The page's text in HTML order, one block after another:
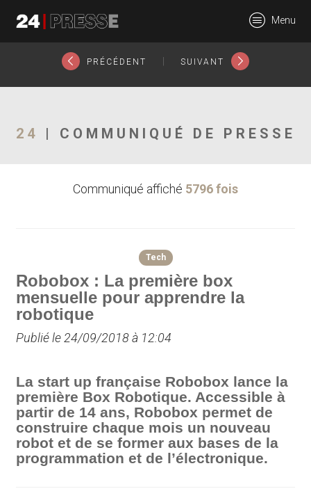
24Presse -
Communiqués de
Menu
PRÉCÉDENT SUIVANT
24 | COMMUNIQUÉ DE PRESSE
Communiqué affiché 5796 fois
Tech
Robobox : La première box
mensuelle pour apprendre la
robotique
Publié le 24/09/2018 à 12:04
La start up française Robobox lance la
première Box Robotique. Accessible à
partir de 14 ans, Robobox permet de
construire chaque mois un nouveau
robot et de se former aux bases de la
programmation et de l’électronique.